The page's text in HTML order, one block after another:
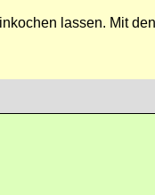
lassen. Mit